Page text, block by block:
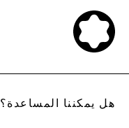
هل يمكننا المساعدة؟